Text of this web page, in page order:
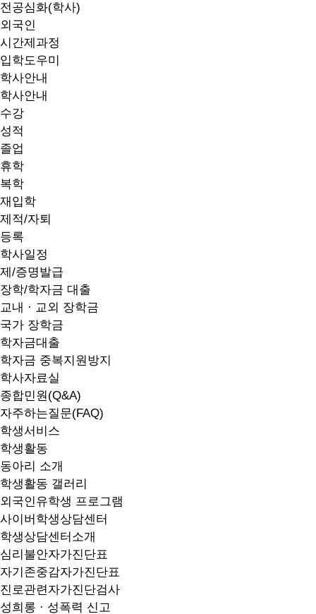
전공심화(학사)
외국인
시간제과정
입학도우미
학사안내
학사안내
수강
성적
졸업
휴학
복학
재입학
제적/자퇴
등록
학사일정
제/증명발급
장학/학자금 대출
교내 · 교외 장학금
국가 장학금
학자금대출
학자금 중복지원방지
학사자료실
종합민원(Q&A)
자주하는질문(FAQ)
학생서비스
학생활동
동아리 소개
학생활동 갤러리
외국인유학생 프로그램
사이버학생상담센터
학생상담센터소개
심리불안자가진단표
자기존중감자가진단표
진로관련자가진단검사
성희롱 · 성폭력 신고